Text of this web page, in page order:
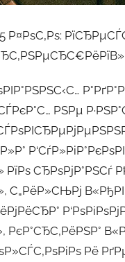
Р¤РѕС‚Рѕ:
РЅРµ
СЂРѕРјР°РЅСѓ
РєР°СЂС‚РёРЅР°
Рё